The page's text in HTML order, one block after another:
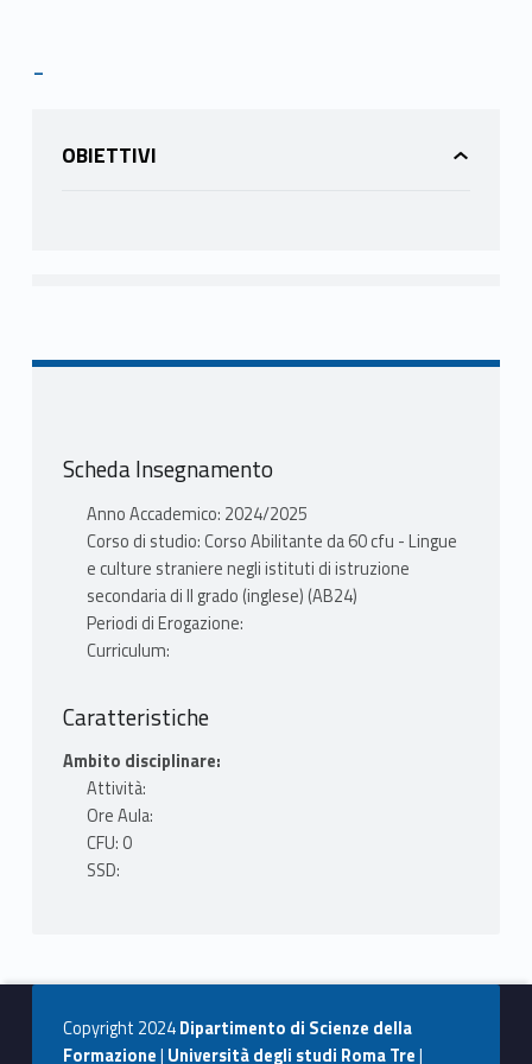
-
OBIETTIVI
Scheda Insegnamento
Anno Accademico: 2024/2025
Corso di studio: Corso Abilitante da 60 cfu - Lingue
e culture straniere negli istituti di istruzione
secondaria di II grado (inglese) (AB24)
Periodi di Erogazione:
Curriculum:
Caratteristiche
Ambito disciplinare:
Attività:
Ore Aula:
CFU: 0
SSD:
Copyright 2024Dipartimento di Scienze della
Formazione| Università degli studi Roma Tre|